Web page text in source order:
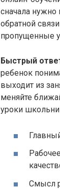
сначала нужно
обратной
пропущенные
Быстрый
ребенок
выходит из
меняйте
уроки
Смысл